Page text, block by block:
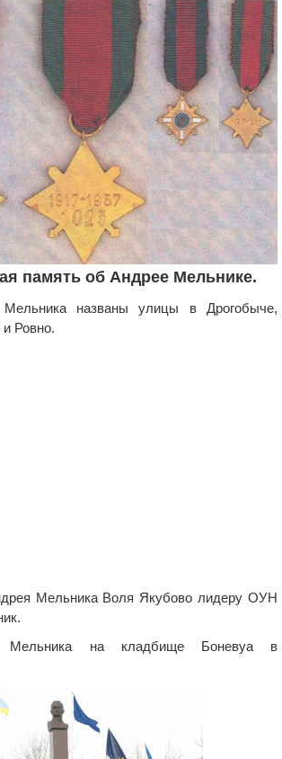
память об Андрее Мельнике.
названы улицы в Дрогобыче,
Ровно.
Мельника Воля Якубово лидеру ОУН
Мельника на кладбище Боневуа в